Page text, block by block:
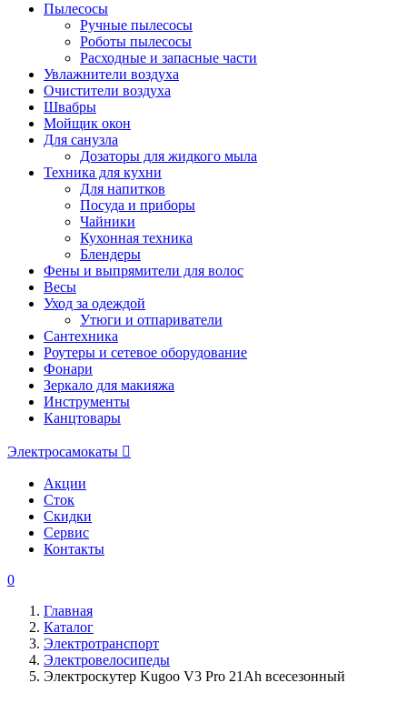
Пылесосы
Ручные пылесосы
Роботы пылесосы
Расходные и запасные части
Увлажнители воздуха
Очистители воздуха
Швабры
Мойщик окон
Для санузла
Дозаторы для жидкого мыла
Техника для кухни
Для напитков
Посуда и приборы
Чайники
Кухонная техника
Блендеры
Фены и выпрямители для волос
Весы
Уход за одеждой
Утюги и отпариватели
Сантехника
Роутеры и сетевое оборудование
Фонари
Зеркало для макияжа
Инструменты
Канцтовары
Электросамокаты
Акции
Сток
Скидки
Сервис
Контакты
0
Главная
Каталог
Электротранспорт
Электровелосипеды
Электроскутер Kugoo V3 Pro 21Ah всесезонный